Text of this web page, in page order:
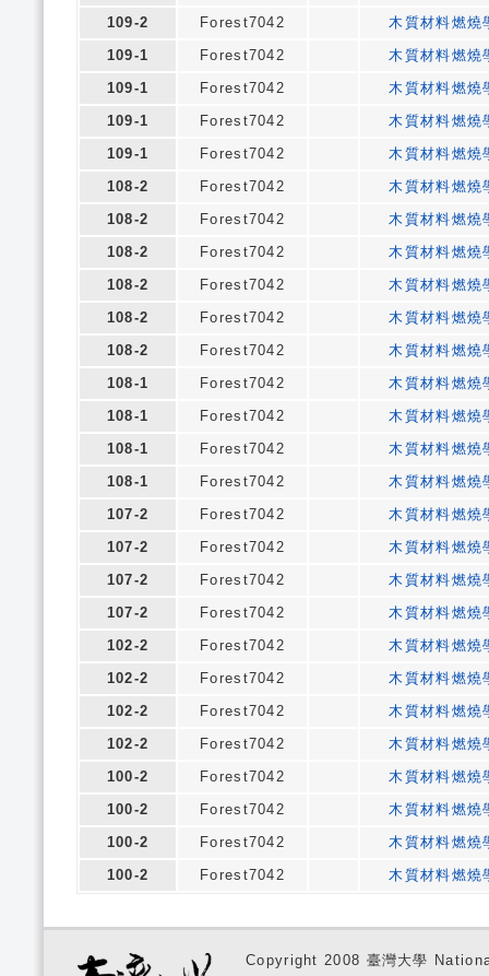
109-2
Forest7042
木質材料燃燒
109-1
Forest7042
木質材料燃燒
109-1
Forest7042
木質材料燃燒
109-1
Forest7042
木質材料燃燒
109-1
Forest7042
木質材料燃燒
108-2
Forest7042
木質材料燃燒
108-2
Forest7042
木質材料燃燒
108-2
Forest7042
木質材料燃燒
108-2
Forest7042
木質材料燃燒
108-2
Forest7042
木質材料燃燒
108-2
Forest7042
木質材料燃燒
108-1
Forest7042
木質材料燃燒
108-1
Forest7042
木質材料燃燒
108-1
Forest7042
木質材料燃燒
108-1
Forest7042
木質材料燃燒
107-2
Forest7042
木質材料燃燒
107-2
Forest7042
木質材料燃燒
107-2
Forest7042
木質材料燃燒
107-2
Forest7042
木質材料燃燒
102-2
Forest7042
木質材料燃燒
102-2
Forest7042
木質材料燃燒
102-2
Forest7042
木質材料燃燒
102-2
Forest7042
木質材料燃燒
100-2
Forest7042
木質材料燃燒
100-2
Forest7042
木質材料燃燒
100-2
Forest7042
木質材料燃燒
100-2
Forest7042 木質材料燃燒
Copyright 2008 臺灣大學